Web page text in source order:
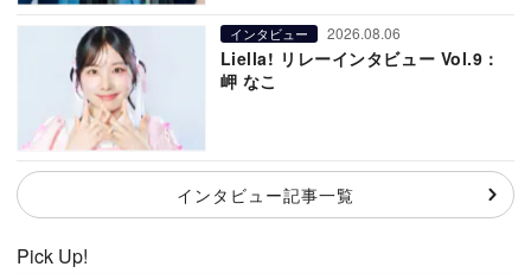
インタビュー 2026.08.06
Liella! リレーインタビュー Vol.9：
岬 なこ
インタビュー記事一覧
Pick Up!